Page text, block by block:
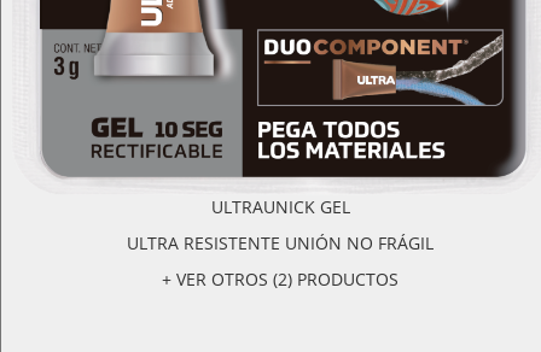
ULTRAUNICK GEL
ULTRA RESISTENTE UNIÓN NO FRÁGIL
+ VER OTROS (2) PRODUCTOS